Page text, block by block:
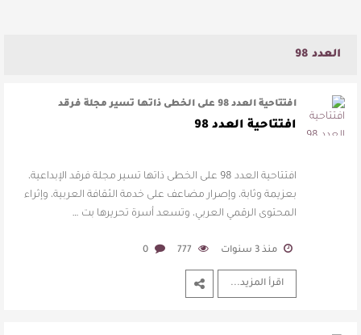
العدد 98
افتتاحية العدد 98 على الخطى ذاتها تسير مجلة فرقد
الإبداعية، بعزيمة وثابة، وإصرار …
افتتاحية العدد 98
افتتاحية العدد 98 على الخطى ذاتها تسير مجلة فرقد الإبداعية،
بعزيمة وثابة، وإصرار مضاعف على خدمة الثقافة العربية، وإثراء
المحتوى الرقمي العربي، وتسعد أسرة تحريرها بت …
منذ 3 سنوات 777
0
اقرأ المزيد...